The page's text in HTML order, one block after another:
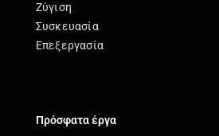
Ζύγιση
Συσκευασία
Επεξεργασία
Πρόσφατα έργα